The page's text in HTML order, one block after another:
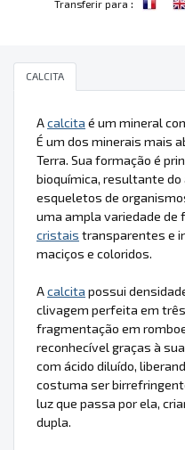
Transferir para :
CALCITA
Acalcita é um mineral
É um dos minerais mais
Terra. Sua formação é
bioquímica, resultante do
esqueletos de
uma ampla variedade de
cristais transparentes e
maciços e coloridos.
Acalcita possui
clivagem perfeita em
fragmentação em
reconhecível graças à
com ácido diluído,
costuma ser
luz que passa por ela,
dupla.